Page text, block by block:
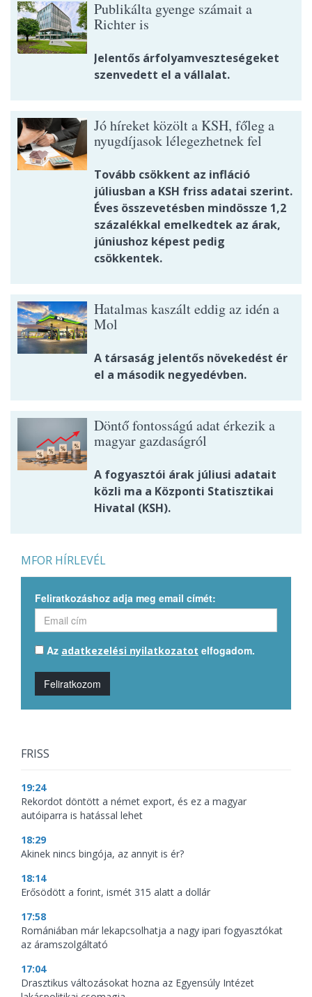
Publikálta gyenge számait a
Richter is
Jelentős árfolyamveszteségeket
szenvedett el a vállalat.
Jó híreket közölt a KSH, főleg a
nyugdíjasok lélegezhetnek fel
Tovább csökkent az infláció
júliusban a KSH friss adatai szerint.
Éves összevetésben mindössze 1,2
százalékkal emelkedtek az árak,
júniushoz képest pedig
csökkentek.
Hatalmas kaszált eddig az idén a
Mol
A társaság jelentős növekedést ér
el a második negyedévben.
Döntő fontosságú adat érkezik a
magyar gazdaságról
A fogyasztói árak júliusi adatait
közli ma a Központi Statisztikai
Hivatal (KSH).
MFOR HÍRLEVÉL
Feliratkozáshoz adja meg email címét:
Az adatkezelési nyilatkozatot elfogadom.
Feliratkozom
FRISS
19:24
Rekordot döntött a német export, és ez a magyar
autóiparra is hatással lehet
18:29
Akinek nincs bingója, az annyit is ér?
18:14
Erősödött a forint, ismét 315 alatt a dollár
17:58
Romániában már lekapcsolhatja a nagy ipari fogyasztókat
az áramszolgáltató
17:04
Drasztikus változásokat hozna az Egyensúly Intézet